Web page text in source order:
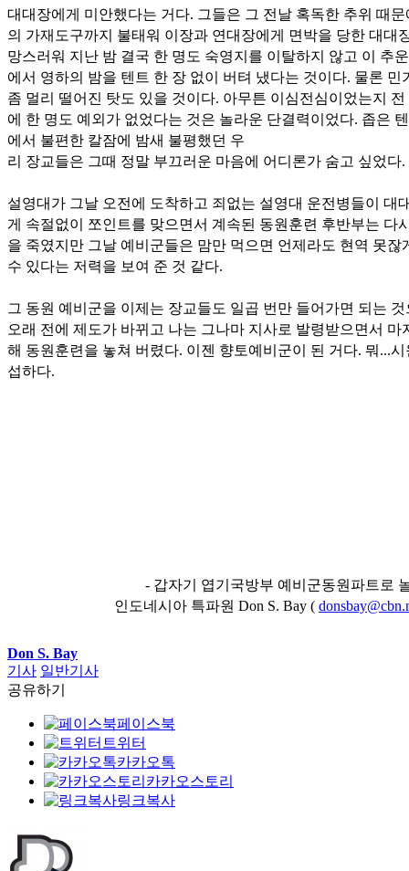
대대장에게 미안했다는 거다. 그들은 그 전날 혹독한 추위 때문
의 가재도구까지 불태워 이장과 연대장에게 면박을 당한 대대
망스러워 지난 밤 결국 한 명도 숙영지를 이탈하지 않고 이 추
에서 영하의 밤을 텐트 한 장 없이 버텨 냈다는 것이다. 물론 민
좀 멀리 떨어진 탓도 있을 것이다. 아무튼 이심전심이었는지 전
에 한 명도 예외가 없었다는 것은 놀라운 단결력이었다. 좁은
에서 불편한 칼잠에 밤새 불평했던 우
리 장교들은 그때 정말 부끄러운 마음에 어디론가 숨고 싶었다.
설영대가 그날 오전에 도착하고 죄없는 설영대 운전병들이 대
게 속절없이 쪼인트를 맞으면서 계속된 동원훈련 후반부는 다
을 죽였지만 그날 예비군들은 맘만 먹으면 언제라도 현역 못잖
수 있다는 저력을 보여 준 것 같다.
그 동원 예비군을 이제는 장교들도 일곱 번만 들어가면 되는 것
오래 전에 제도가 바뀌고 나는 그나마 지사로 발령받으면서 마
해 동원훈련을 놓쳐 버렸다. 이젠 향토예비군이 된 거다. 뭐...시
섭하다.
- 갑자기 엽기국방부 예비군동원파트로
인도네시아 특파원 Don S. Bay (
Don S. Bay
기사 일반기사
공유하기
페이스북
트위터
카카오톡
카카오스토리
링크복사